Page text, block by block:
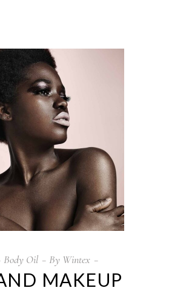
Body Oil By Wintex
MAKEUP